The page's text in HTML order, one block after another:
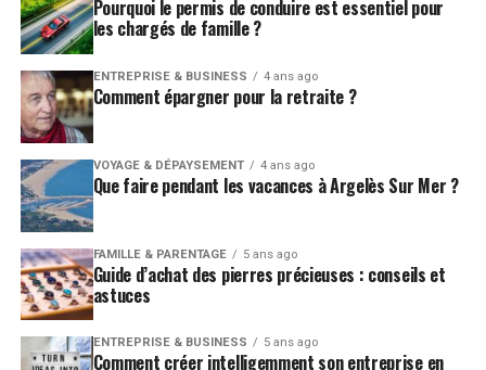
Pourquoi le permis de conduire est essentiel pour
les chargés de famille ?
ENTREPRISE & BUSINESS 4 ans ago
Comment épargner pour la retraite ?
VOYAGE & DÉPAYSEMENT 4 ans ago
Que faire pendant les vacances à Argelès Sur Mer ?
FAMILLE & PARENTAGE 5 ans ago
Guide d’achat des pierres précieuses : conseils et
astuces
ENTREPRISE & BUSINESS 5 ans ago
Comment créer intelligemment son entreprise en